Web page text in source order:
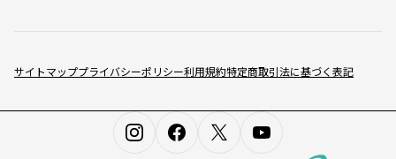
サイトマッププライバシーポリシー利用規約特定商取引法に基づく表記